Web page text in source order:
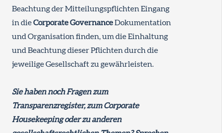
Beachtung der Mitteilungspflichten Eingang
in dieCorporate GovernanceDokumentation
und Organisation finden, um die Einhaltung
und Beachtung dieser Pflichten durch die
jeweilige Gesellschaft zu gewährleisten.
Sie haben noch Fragen zum
Transparenzregister, zum Corporate
Housekeeping oder zu anderen